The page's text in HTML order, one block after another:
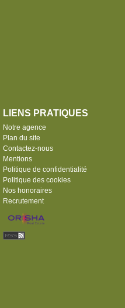
LIENS PRATIQUES
Notre agence
Plan du site
Contactez-nous
Mentions
Politique de confidentialité
Politique des cookies
Nos honoraires
Recrutement